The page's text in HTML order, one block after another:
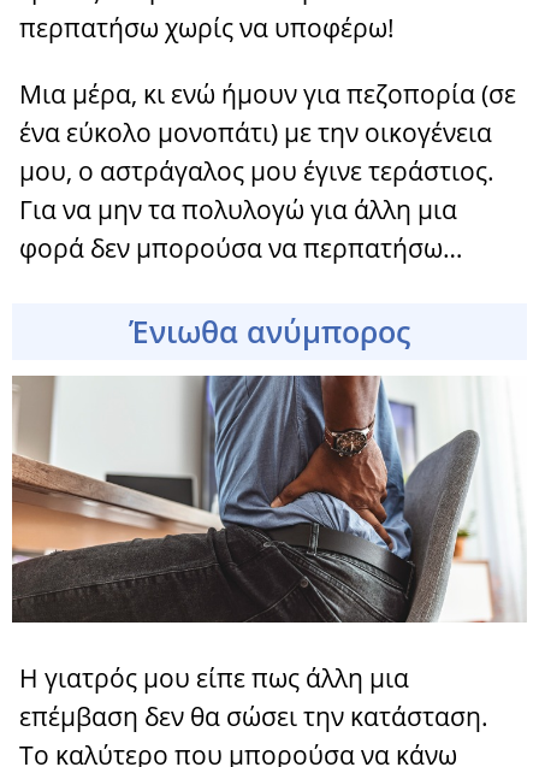
περπατήσω χωρίς να υποφέρω!
Μια μέρα, κι ενώ ήμουν για πεζοπορία (σε
ένα εύκολο μονοπάτι) με την οικογένεια
μου, ο αστράγαλος μου έγινε τεράστιος.
Για να μην τα πολυλογώ για άλλη μια
φορά δεν μπορούσα να περπατήσω…
Ένιωθα ανύμπορος
Η γιατρός μου είπε πως άλλη μια
επέμβαση δεν θα σώσει την κατάσταση.
Το καλύτερο που μπορούσα να κάνω